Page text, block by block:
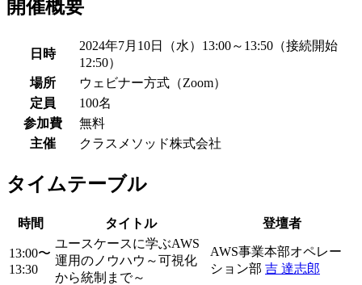
開催概要
日時
2024年7月10日（水）13:00～13:50（接続開始
12:50）
場所
ウェビナー方式（Zoom）
定員
100名
参加費
無料
主催
クラスメソッド株式会社
タイムテーブル
時間 タイトル 登壇者
13:00〜
13:30
ユースケースに学ぶAWS
運用のノウハウ～可視化
から統制まで～
AWS事業本部オペレー
ション部 吉 達志郎